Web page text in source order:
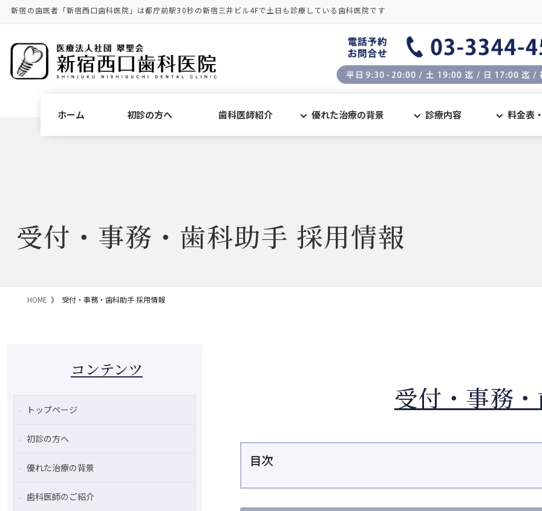
新宿の歯医者「新宿西口歯科医院」は都庁前駅30秒の新宿三井ビル4Fで土日も診療している歯科医院です
ホーム 初診の方へ 歯科医師紹介 優れた治療の背景 診療内容 料金表
受付・事務・歯科助手 採用情報
HOME 受付・事務・歯科助手 採用情報
受付・事務
目次
コンテンツ
トップページ
初診の方へ
優れた治療の背景
歯科医師のご紹介